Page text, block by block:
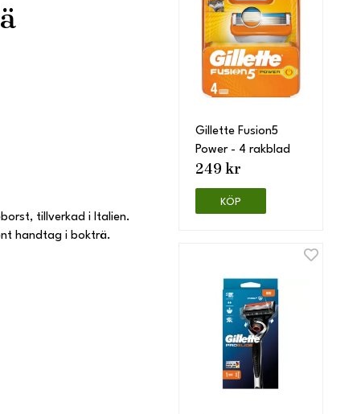
tillverkad i Italien.
handtag i bokträ.
Gillette Fusion5
Power - 4 rakblad
249 kr
KÖP